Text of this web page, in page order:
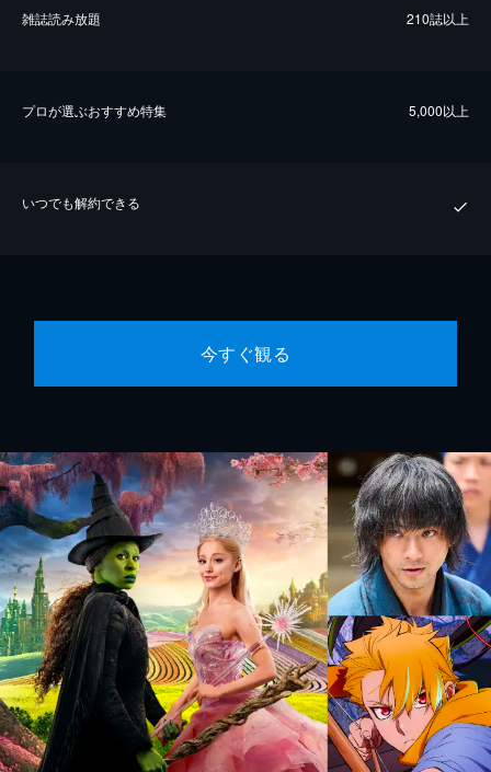
雑誌読み放題 210誌以上
プロが選ぶおすすめ特集 5,000以上
いつでも解約できる
今すぐ観る